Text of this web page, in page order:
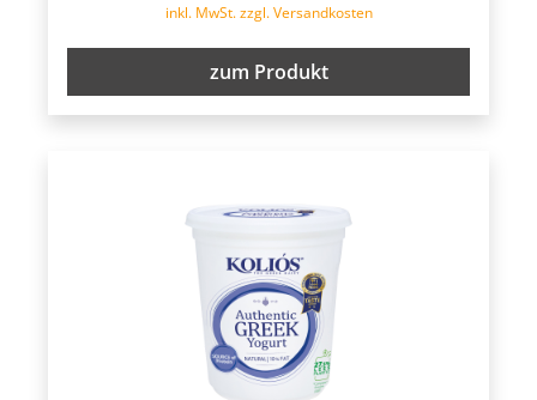
inkl. MwSt. zzgl. Versandkosten
zum Produkt